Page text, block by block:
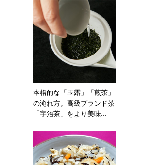
本格的な「玉露」「煎茶」
の淹れ方。高級ブランド茶
「宇治茶」をより美味...